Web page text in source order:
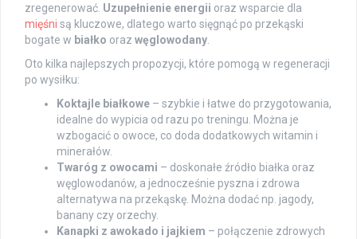
zregenerować. Uzupełnienie energii oraz wsparcie dla
mięśni są kluczowe, dlatego warto sięgnąć po przekąski
bogate w białko oraz węglowodany
Oto kilka najlepszych propozycji, które pomogą w regeneracji
po wysiłku:
Koktajle białkowe – szybkie i łatwe do przygotowania,
idealne do wypicia od razu po treningu. Można je
wzbogacić o owoce, co doda dodatkowych witamin i
minerałów.
Twaróg z owocami – doskonałe źródło białka oraz
węglowodanów, a jednocześnie pyszna i zdrowa
alternatywa na przekąskę. Można dodać np. jagody,
banany czy orzechy.
Kanapki z awokado i jajkiem – połączenie zdrowych